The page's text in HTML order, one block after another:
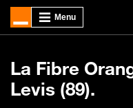
La Fibre
Levis (89).